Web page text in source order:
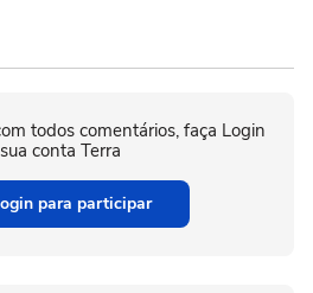
todos comentários, faça Login
conta Terra
para participar